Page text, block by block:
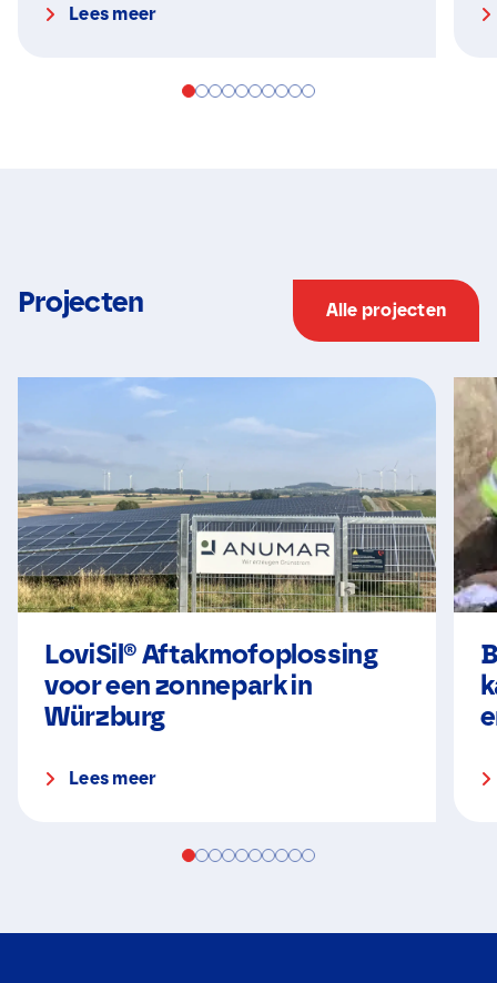
Lees meer
Projecten Alle projecten
LoviSil® Aftakmofoplossing
voor een zonnepark in
Würzburg
Lees meer